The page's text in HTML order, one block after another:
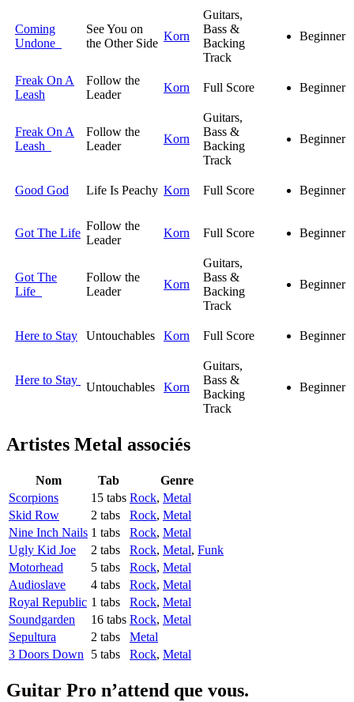
Coming
Undone
See You on
the Other Side
Korn
Guitars,
Bass &
Backing
Track
Beginner
Freak On A
Leash
Follow the
Leader
Korn Full Score Beginner
Freak On A
Leash
Follow the
Leader
Korn
Guitars,
Bass &
Backing
Track
Beginner
Good God Life Is Peachy Korn Full Score Beginner
Got The Life
Follow the
Leader
Korn Full Score Beginner
Got The
Life
Follow the
Leader
Korn
Guitars,
Bass &
Backing
Track
Beginner
Here to Stay Untouchables Korn Full Score Beginner
Here to Stay
Untouchables Korn
Guitars,
Bass &
Backing
Track
Beginner
Artistes Metal associés
Nom Tab
Genre
Scorpions
15 tabs Rock, Metal
Skid Row
2 tabs Rock, Metal
Nine Inch Nails 1 tabs Rock, Metal
Ugly Kid Joe
2 tabs Rock, Metal, Funk
Motorhead
5 tabs Rock, Metal
Audioslave
4 tabs Rock, Metal
Royal Republic 1 tabs Rock, Metal
Soundgarden
16 tabs Rock, Metal
Sepultura
2 tabs
Metal
3 Doors Down
5 tabs Rock, Metal
Guitar Pro n’attend que vous.